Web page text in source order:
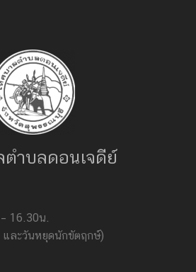
ตำบลดอนเจดีย์
16.30น.
และวันหยุดนักขัตฤกษ์)